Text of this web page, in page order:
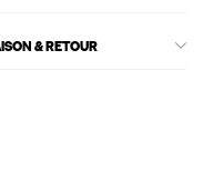
& RETOUR